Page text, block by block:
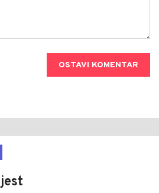
OSTAVI KOMENTAR